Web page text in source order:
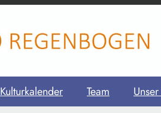
Kulturkalender Team